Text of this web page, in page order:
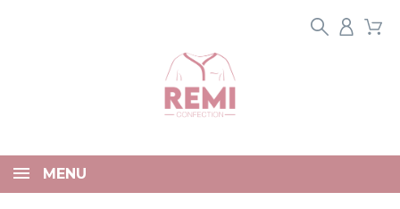
MENU